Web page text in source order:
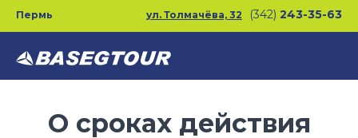
Перейти
Пермь ул. Толмачёва, 32 (342) 243-35-63
О сроках действия